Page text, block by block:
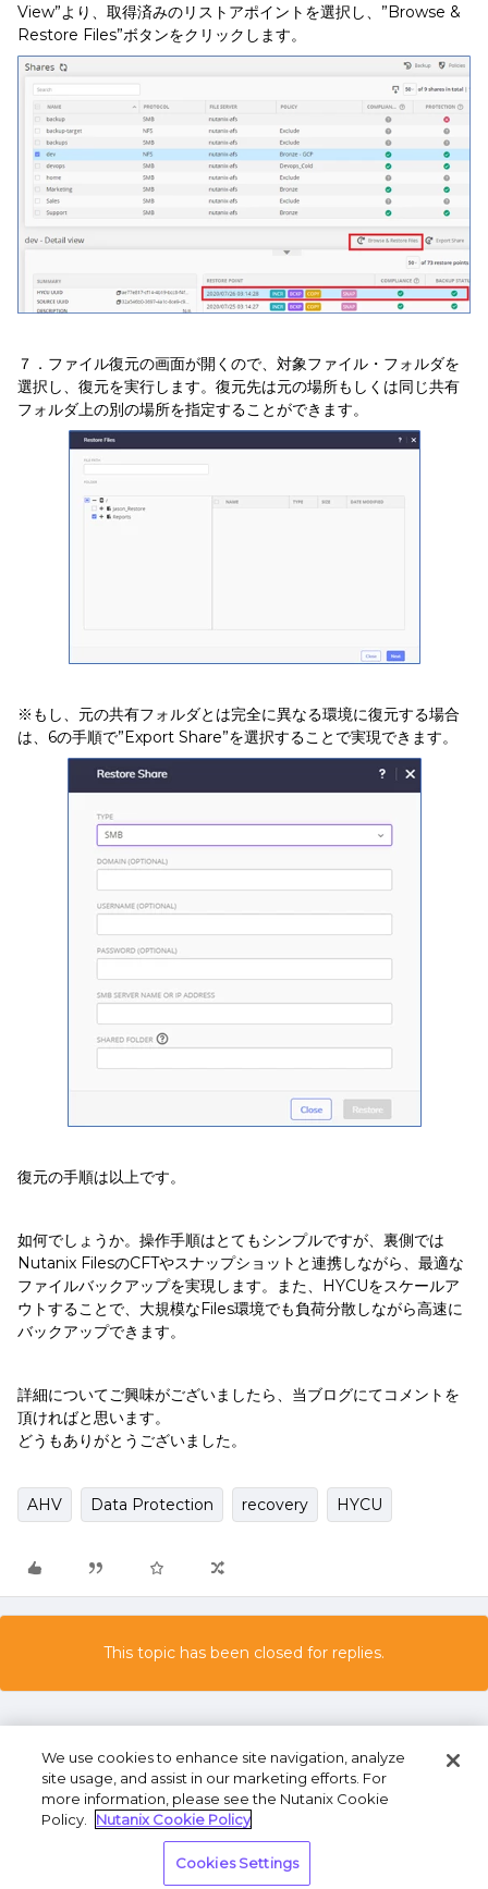
View”より、取得済みのリストアポイントを選択し、”Browse &
Restore Files”ボタンをクリックします。
７．ファイル復元の画面が開くので、対象ファイル・フォルダを
選択し、復元を実行します。復元先は元の場所もしくは同じ共有
フォルダ上の別の場所を指定することができます。
※もし、元の共有フォルダとは完全に異なる環境に復元する場合
は、6の手順で”Export Share”を選択することで実現できます。
復元の手順は以上です。
如何でしょうか。操作手順はとてもシンプルですが、裏側では
Nutanix FilesのCFTやスナップショットと連携しながら、最適な
ファイルバックアップを実現します。また、HYCUをスケールア
ウトすることで、大規模なFiles環境でも負荷分散しながら高速に
バックアップできます。
詳細についてご興味がございましたら、当ブログにてコメントを
頂ければと思います。
どうもありがとうございました。
AHV Data Protection recovery HYCU
This topic has been closed for replies.
Privacy Statement
Share My Personal Information
We use cookies to enhance site navigation, analyze
site usage, and assist in our marketing efforts. For
more information, please see the Nutanix Cookie
Policy.
Nutanix Cookie Policy
Cookies Settings